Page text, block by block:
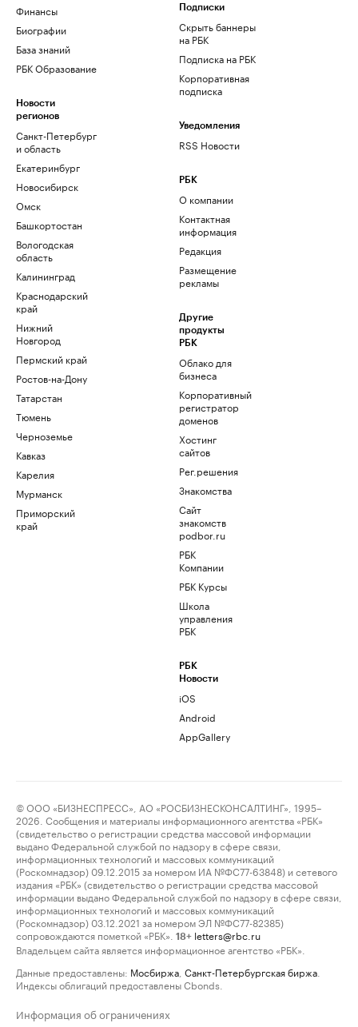
Финансы
Биографии
База знаний
РБК Образование
Новости
регионов
Санкт-Петербург
и область
Екатеринбург
Новосибирск
Омск
Башкортостан
Вологодская
область
Калининград
Краснодарский
край
Нижний
Новгород
Пермский край
Ростов-на-Дону
Татарстан
Тюмень
Черноземье
Кавказ
Карелия
Мурманск
Приморский
край
Подписки
Скрыть баннеры
на РБК
Подписка на РБК
Корпоративная
подписка
Уведомления
RSS Новости
РБК
О компании
Контактная
информация
Редакция
Размещение
рекламы
Другие
продукты
РБК
Облако для
бизнеса
Корпоративный
регистратор
доменов
Хостинг
сайтов
Рег.решения
Знакомства
Сайт
знакомств
podbor.ru
РБК
Компании
РБК Курсы
Школа
управления
РБК
РБК
Новости
iOS
Android
AppGallery
© ООО «БИЗНЕСПРЕСС», АО «РОСБИЗНЕСКОНСАЛТИНГ», 1995–
2026. Сообщения и материалы информационного агентства «РБК»
(свидетельство о регистрации средства массовой информации
выдано Федеральной службой по надзору в сфере связи,
информационных технологий и массовых коммуникаций
(Роскомнадзор) 09.12.2015 за номером ИА №ФС77-63848) и сетевого
издания «РБК» (свидетельство о регистрации средства массовой
информации выдано Федеральной службой по надзору в сфере связи,
информационных технологий и массовых коммуникаций
(Роскомнадзор) 03.12.2021 за номером ЭЛ №ФС77-82385)
сопровождаются пометкой «РБК».
18+ letters@rbc.ru
Владельцем сайта является информационное агентство «РБК».
Данные предоставлены: Мосбиржа Санкт-Петербургская биржа
Индексы облигаций предоставлены Cbonds.
Информация об ограничениях